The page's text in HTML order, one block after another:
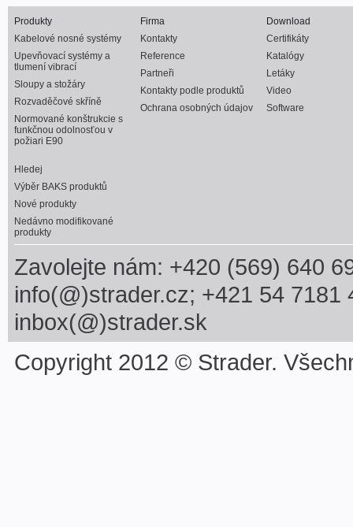
Produkty
Kabelové nosné systémy
Upevňovací systémy a
tlumení vibrací
Sloupy a stožáry
Rozvaděčové skříně
Normované konštrukcie s
funkčnou odolnosťou v
požiari E90
Hledej
Výběr BAKS produktů
Nové produkty
Nedávno modifikované
produkty
Firma
Kontakty
Reference
Partneři
Kontakty podle produktů
Ochrana osobných údajov
Download
Certifikáty
Katalógy
Letáky
Video
Software
Zavolejte nám: +420 (569) 640
info(@)strader.cz; +421 54
inbox(@)strader.sk
Copyright 2012 © Strader.